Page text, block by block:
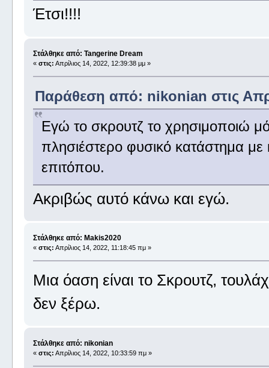
Έτσι!!!!
Στάλθηκε από: Tangerine Dream
« στις: Απρίλιος 14, 2022, 12:39:38 μμ »
Παράθεση από: nikonian στις
Εγώ το σκρουτζ το χρησιμοποιώ
πλησιέστερο φυσικό κατάστημα
επιτόπου.
Ακριβώς αυτό κάνω και εγώ.
Στάλθηκε από: Makis2020
« στις: Απρίλιος 14, 2022, 11:18:45 πμ »
Μια όαση είναι το Σκρουτζ,
δεν ξέρω.
Στάλθηκε από: nikonian
« στις: Απρίλιος 14, 2022, 10:33:59 πμ »